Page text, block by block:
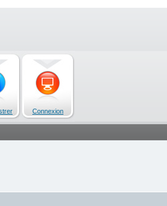
Connexion